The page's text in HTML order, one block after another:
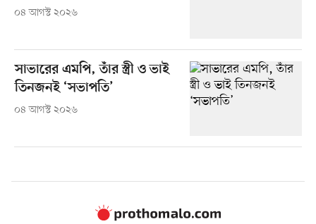
০৪ আগস্ট ২০২৬
সাভারের এমপি, তাঁর স্ত্রী ও ভাই
তিনজনই ‘সভাপতি’
০৪ আগস্ট ২০২৬